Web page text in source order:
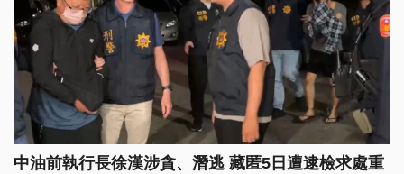
中油前執行長徐漢涉貪、潛逃 藏匿5日遭逮檢求處重